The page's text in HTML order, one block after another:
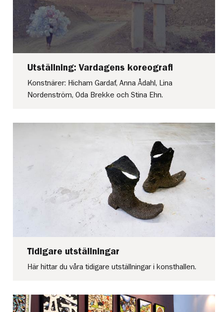
Utställning: Vardagens koreografi
Konstnärer: Hicham Gardaf, Anna Ådahl, Lina
Nordenström, Oda Brekke och Stina Ehn.
Tidigare utställningar
Här hittar du våra tidigare utställningar i konsthallen.